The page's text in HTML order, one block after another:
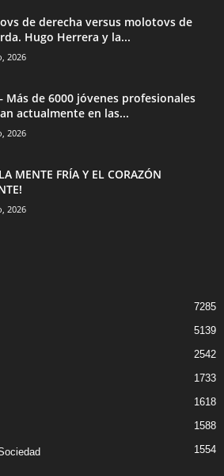
de derecha versus molotovs de
Hugo Herrera y la...
2026
Más de 6000 jóvenes profesionales
actualmente en las...
2026
MENTE FRÍA Y EL CORAZÓN
2026
7285
5139
2542
1733
1618
1588
1554